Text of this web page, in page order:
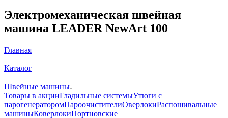
Электромеханическая швейная
машина LEADER NewArt 100
Главная
—
Каталог
—
Швейные машины
Товары в акцииГладильные системыУтюги с
парогенераторомПароочистителиОверлокиРаспошивальные
машиныКоверлокиПортновские